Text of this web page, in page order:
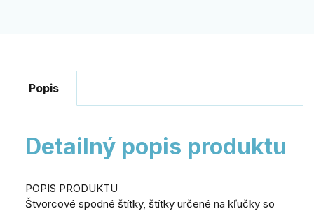
Popis
Detailný popis produktu
POPIS PRODUKTU
Štvorcové spodné štítky, štítky určené na kľučky so